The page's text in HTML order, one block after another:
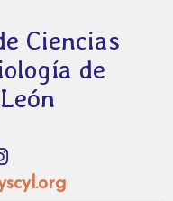
Ciencias
de